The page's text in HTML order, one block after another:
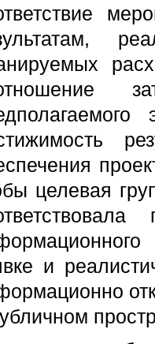
целевая
и